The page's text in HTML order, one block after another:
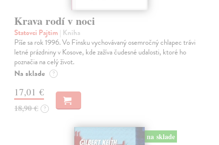
Krava rodí v noci
Statovci Pajtim | Kniha
Píše sa rok 1996. Vo Fínsku vychovávaný osemročný chlapec trávi
letné prázdniny v Kosove, kde zažíva čudesné udalosti, ktoré ho
poznačia na celý život.
Na sklade ?
17,01 €
18,90 € ?
na sklade